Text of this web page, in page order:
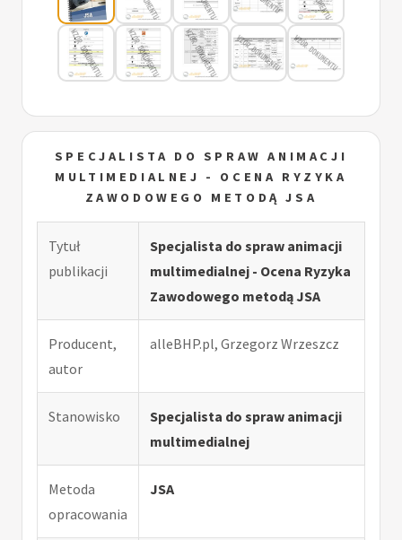
SPECJALISTA DO SPRAW ANIMACJI
MULTIMEDIALNEJ - OCENA RYZYKA
ZAWODOWEGO METODĄ JSA
Tytuł
publikacji
Specjalista do spraw animacji
multimedialnej - Ocena Ryzyka
Zawodowego metodą JSA
Producent,
autor
alleBHP.pl, Grzegorz Wrzeszcz
Stanowisko
Specjalista do spraw animacji
multimedialnej
Metoda
opracowania
JSA